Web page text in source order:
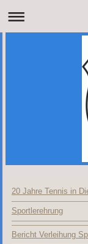
20 Jahre Tennis in
Sportlerehrung
Bericht Verleihung